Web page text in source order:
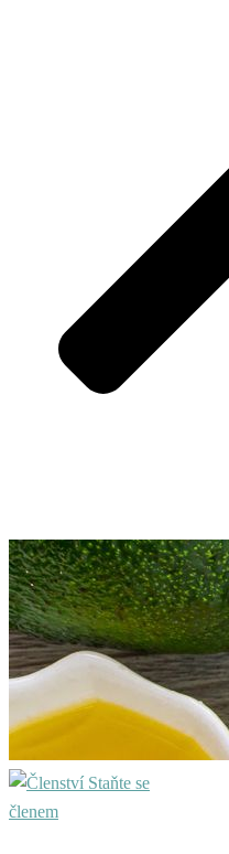
Staňte se
členem